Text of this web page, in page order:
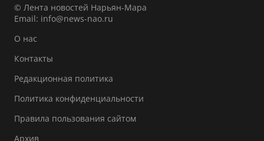
© Лента новостей Нарьян-Мара
Email: info@news-nao.ru
О нас
Контакты
Редакционная политика
Политика конфиденциальности
Правила пользования сайтом
Архив